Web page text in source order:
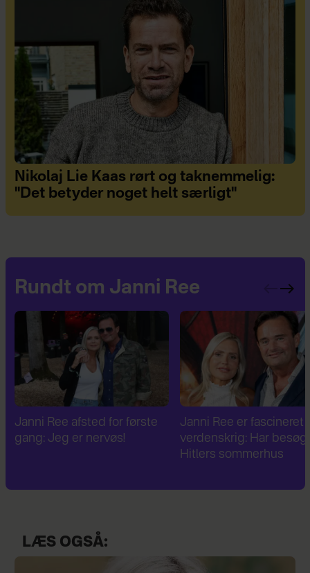
Nikolaj Lie Kaas rørt og taknemmelig:
"Det betyder noget helt særligt"
Rundt om Janni Ree
Janni Ree er fascineret af 2.
verdenskrig: Har besøgt
Janni Ree bryder
tavsheden: "Det er
fuldstændig absurd"
LÆS OGSÅ: